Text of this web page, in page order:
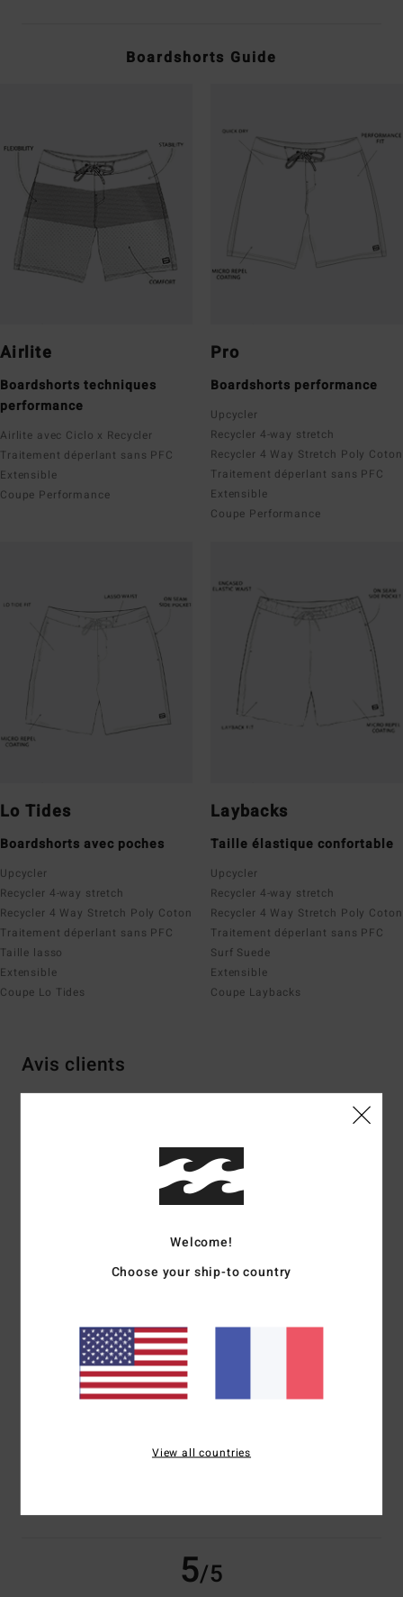
Boardshorts Guide
Airlite
Boardshorts techniques
performance
Airlite avec Ciclo x Recycler
Traitement déperlant sans PFC
Extensible
Coupe Performance
Pro
Boardshorts performance
Upcycler
Recycler 4-way stretch
Recycler 4 Way Stretch Poly Coton
Traitement déperlant sans PFC
Extensible
Coupe Performance
Lo Tides
Boardshorts avec poches
Upcycler
Recycler 4-way stretch
Recycler 4 Way Stretch Poly Coton
Traitement déperlant sans PFC
Taille lasso
Extensible
Coupe Lo Tides
Laybacks
Taille élastique confortable
Upcycler
Recycler 4-way stretch
Recycler 4 Way Stretch Poly Coton
Traitement déperlant sans PFC
Surf Suede
Extensible
Coupe Laybacks
Avis clients
4.7/5
50 avis vérifiés
depuis novembre 2025
82% de nos clients recommandent ce produit
Taille
Coloris
5/5
Welcome!
Choose your ship-to country
View all countries